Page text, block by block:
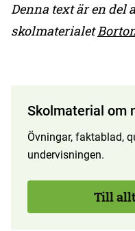
Denna text är en del
skolmaterialet
Skolmaterial om
Övningar, faktablad,
undervisningen.
Till